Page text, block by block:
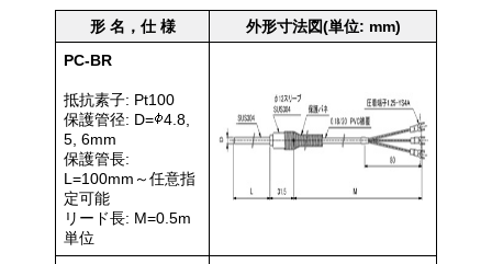
形 名，仕 様
外形寸法図(単位: mm)
PC-BR
抵抗素子: Pt100
保護管径: D= 4.8,
5, 6mm
保護管長:
L=100mm～任意指
定可能
リード長: M=0.5m
単位